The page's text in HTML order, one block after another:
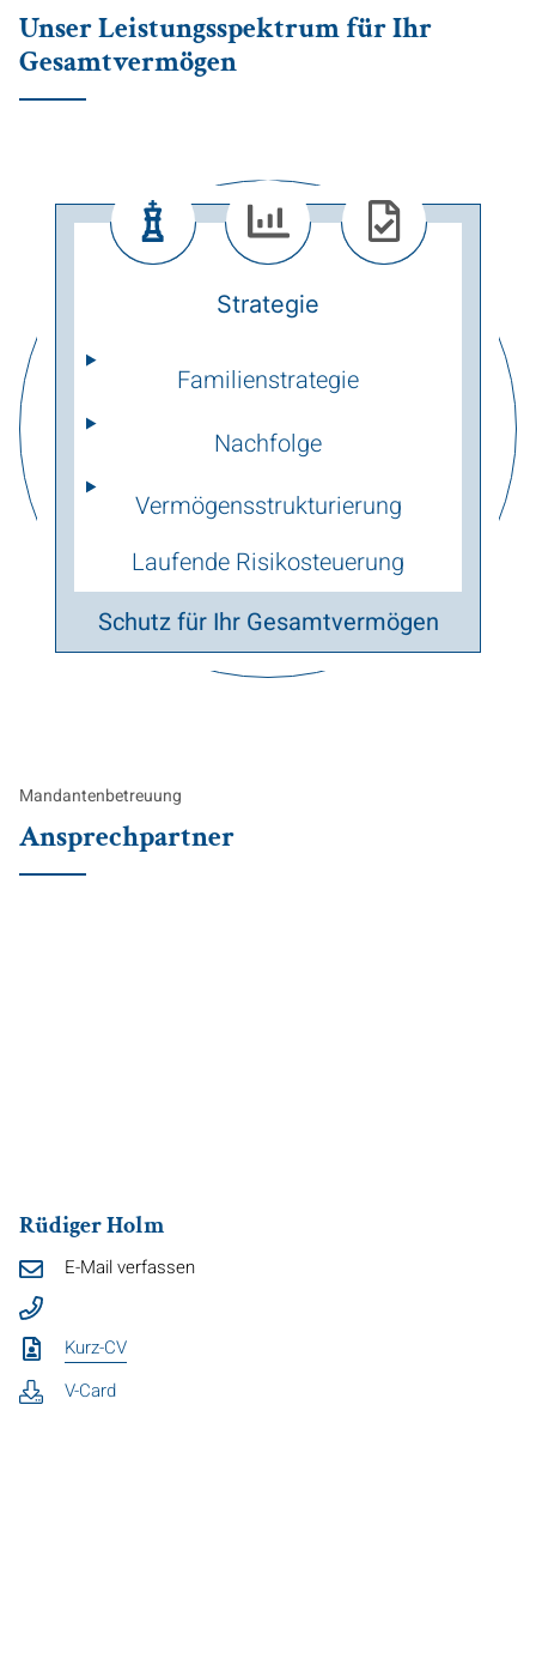
Unser Leistungsspektrum für Ihr
Gesamtvermögen
Strategie
Familienstrategie
Nachfolge
Vermögens­strukturierung
Laufende Risikosteuerung
Schutz für Ihr Gesamtvermögen
Mandantenbetreuung
Ansprechpartner
Rüdiger Holm
E-Mail verfassen
Kurz-CV
V-Card